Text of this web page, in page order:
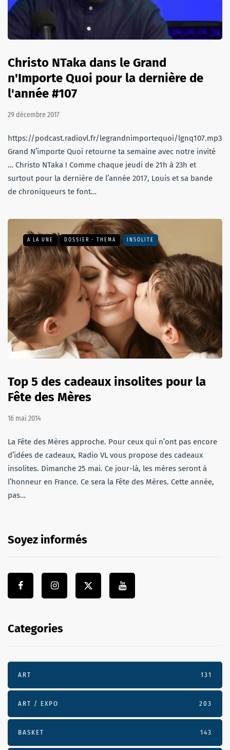
Christo NTaka dans le Grand
n'Importe Quoi pour la dernière de
l'année #107
29 décembre 2017
https://podcast.radiovl.fr/legrandnimportequoi/lgnq107.mp3Le
Grand N’importe Quoi retourne ta semaine avec notre invité
… Christo NTaka ! Comme chaque jeudi de 21h à 23h et
surtout pour la dernière de l’année 2017, Louis et sa bande
de chroniqueurs te font…
A LA UNE DOSSIER - THEMA INSOLITE
Top 5 des cadeaux insolites pour la
Fête des Mères
16 mai 2014
La Fête des Mères approche. Pour ceux qui n’ont pas encore
d’idées de cadeaux, Radio VL vous propose des cadeaux
insolites. Dimanche 25 mai. Ce jour-là, les mères seront à
l’honneur en France. Ce sera la Fête des Mères. Cette année,
pas…
Soyez informés
Categories
ART 131
ART / EXPO 203
BASKET 143